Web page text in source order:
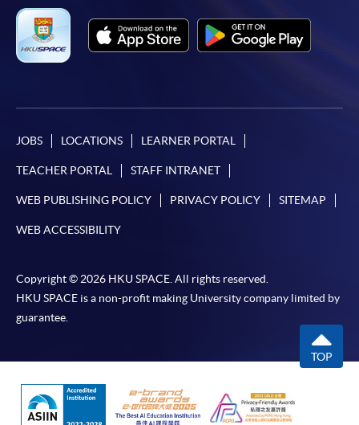
JOBS LOCATIONS LEARNER PORTAL
TEACHER PORTAL STAFF INTRANET
WEB PUBLISHING POLICY PRIVACY POLICY SITEMAP
WEB ACCESSIBILITY
Copyright © 2026 HKU SPACE. All rights reserved.
HKU SPACE is a non-profit making University company limited by
guarantee.
TOP